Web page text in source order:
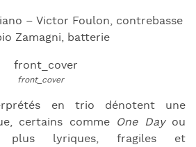
– Victor Foulon, contrebasse
Zamagni, batterie
en trio dénotent une
certains comme One Day ou
plus lyriques, fragiles et